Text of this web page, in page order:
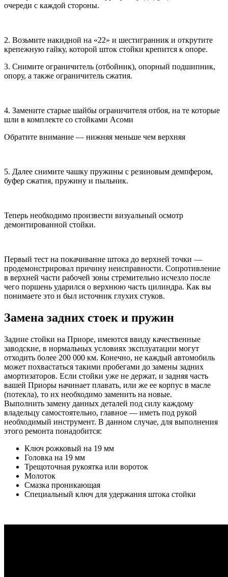
очереди с каждой стороны.
2. Возьмите накидной на «22» и шестигранник и открутите
крепежную гайку, которой шток стойки крепится к опоре.
3. Снимите ограничитель (отбойник), опорный подшипник,
опору, а также ограничитель сжатия.
4. Замените старые шайбы ограничителя отбоя, на те которые
шли в комплекте со стойками Асоми
Обратите внимание — нижняя меньше чем верхняя
5. Далее снимите чашку пружины с резиновым демпфером,
буфер сжатия, пружину и пыльник.
Теперь необходимо произвести визуальный осмотр
демонтированной стойки.
Первый тест на покачивание штока до верхней точки —
продемонстрировал причину неисправности. Сопротивление
в верхней части рабочей зоны стремительно исчезло после
чего поршень ударился о верхнюю часть цилиндра. Как вы
понимаете это и был источник глухих стуков.
Замена задних стоек и пружин
Задние стойки на Приоре, имеются ввиду качественные
заводские, в нормальных условиях эксплуатации могут
отходить более 200 000 км. Конечно, не каждый автомобиль
может похвастаться такими пробегами до замены задних
амортизаторов. Если стойки уже не держат, и задняя часть
вашей Приоры начинает плавать, или же ее корпус в масле
(потекла), то их необходимо заменить на новые.
Выполнить замену данных деталей под силу каждому
владельцу самостоятельно, главное — иметь под рукой
необходимый инструмент. В данном случае, для выполнения
этого ремонта понадобится:
Ключ рожковый на 19 мм
Головка на 19 мм
Трещоточная рукоятка или вороток
Молоток
Смазка проникающая
Специальный ключ для удержания штока стойки